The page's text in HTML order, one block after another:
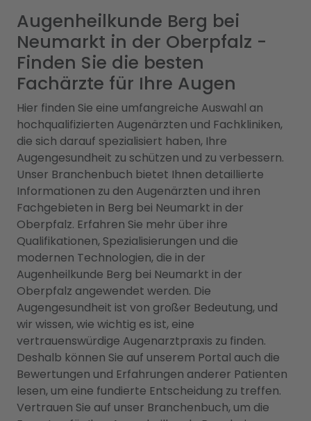
Augenheilkunde Berg bei
Neumarkt in der Oberpfalz -
Finden Sie die besten
Fachärzte für Ihre Augen
Hier finden Sie eine umfangreiche Auswahl an
hochqualifizierten Augenärzten und Fachkliniken,
die sich darauf spezialisiert haben, Ihre
Augengesundheit zu schützen und zu verbessern.
Unser Branchenbuch bietet Ihnen detaillierte
Informationen zu den Augenärzten und ihren
Fachgebieten in Berg bei Neumarkt in der
Oberpfalz. Erfahren Sie mehr über ihre
Qualifikationen, Spezialisierungen und die
modernen Technologien, die in der
Augenheilkunde Berg bei Neumarkt in der
Oberpfalz angewendet werden. Die
Augengesundheit ist von großer Bedeutung, und
wir wissen, wie wichtig es ist, eine
vertrauenswürdige Augenarztpraxis zu finden.
Deshalb können Sie auf unserem Portal auch die
Bewertungen und Erfahrungen anderer Patienten
lesen, um eine fundierte Entscheidung zu treffen.
Vertrauen Sie auf unser Branchenbuch, um die